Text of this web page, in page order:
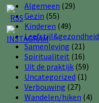
Algemeen (29)
Gezin (55)
Kinderen (49)
Leefstijl&gezondheid
Samenleving (21)
Spiritualiteit (16)
Uit de praktijk (59)
Uncategorized (1)
Verbouwing (27)
Wandelen/hiken (4)